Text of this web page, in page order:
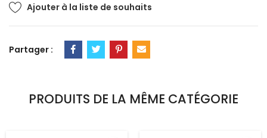
Ajouter à la liste de souhaits
Partager :
PRODUITS DE LA MÊME CATÉGORIE